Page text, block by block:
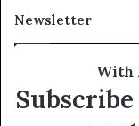
Newsletter
With